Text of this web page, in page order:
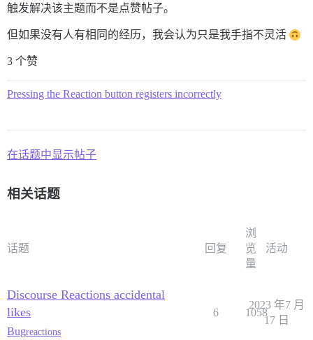
触发解决该主题而不是点赞帖子。
但如果没有人有相同的经历，我会认为只是我手指不灵活
3 个赞
Pressing the Reaction button registers incorrectly
在话题中显示帖子
相关话题
话题 回复
浏
览
量
活动
Discourse Reactions accidental
likes
Bugreactions
6 1058
2023 年7 月
17 日